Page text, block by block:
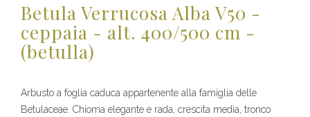
Betula Verrucosa Alba V50 -
ceppaia - alt. 400/500 cm -
(betulla)
Arbusto a foglia caduca appartenente alla famiglia delle
Betulaceae. Chioma elegante e rada, crescita media, tronco